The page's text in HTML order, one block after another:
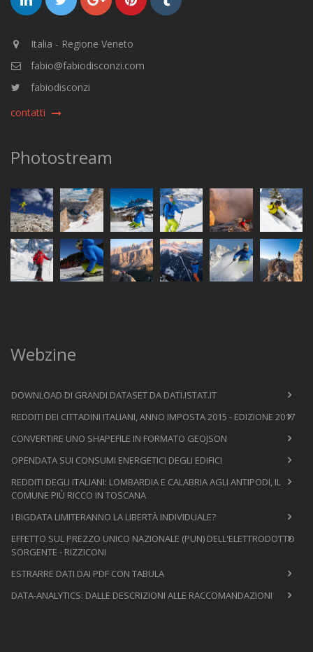
Italia - Regione Veneto
fabio@fabiodisconzi.com
fabiodisconzi
contatti
Photostream
Webzine
DOWNLOAD DI GRANDI DATASET DA DATI.ISTAT.IT
REDDITI DEI CITTADINI ITALIANI, ANNO IMPOSTA 2015 - EDIZIONE 2017
CONVERTIRE UNO SHAPEFILE IN FORMATO GEOJSON
OPENDATA SUI CONSUMI ENERGETICI DEGLI EDIFICI
REDDITI DEGLI ITALIANI: LOMBARDIA E CALABRIA AGLI ANTIPODI, IL
COMUNE PIÙ RICCO IN TOSCANA
I BIGDATA LIMITERANNO LA LIBERTÀ INDIVIDUALE?
EFFETTO SUL PREZZO UNICO NAZIONALE (PUN) DELL'ELETTRODOTTO
SORGENTE - RIZZICONI
ESTRARRE DATI DAI PDF CON TABULA
DATA-ANALYTICS: DALLE DESCRIZIONI ALLE RACCOMANDAZIONI